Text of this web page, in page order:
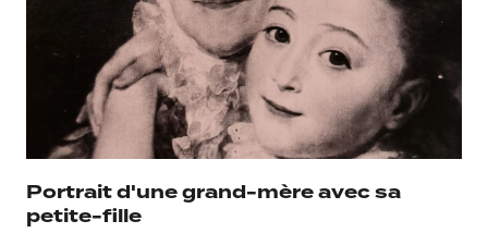
Portrait d'une grand-mère avec sa
petite-fille